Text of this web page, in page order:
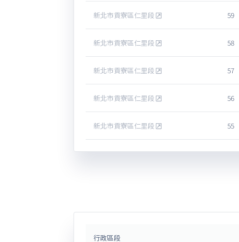
新北市貢寮區仁里段 59
新北市貢寮區仁里段 58
新北市貢寮區仁里段 57
新北市貢寮區仁里段 56
新北市貢寮區仁里段 55
行政區段